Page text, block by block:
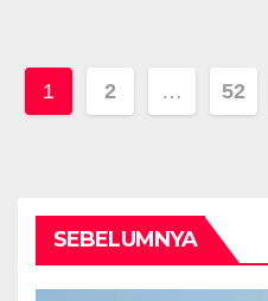
Posts
1 2 … 52
SEBELUMNYA